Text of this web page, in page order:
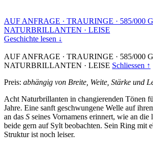
AUF ANFRAGE · TRAURINGE · 585/000
NATURBRILLANTEN · LEISE
Geschichte lesen ↓
AUF ANFRAGE · TRAURINGE · 585/000
NATURBRILLANTEN · LEISE Schliessen ↑
Preis: abhängig von Breite, Weite, Stärke und
Acht Naturbrillanten in changierenden Tönen
Jahre. Eine sanft geschwungene Welle auf
an das S seines Vornamens erinnert, wie an die
beide gern auf Sylt beobachten. Sein Ring mit
Struktur ist noch leiser.